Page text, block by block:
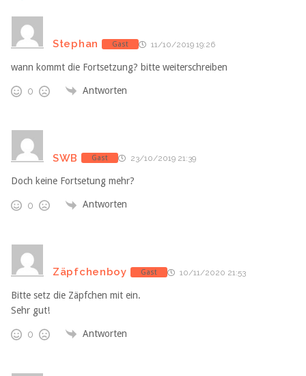
Stephan Gast 11/10/2019 19:26
wann kommt die Fortsetzung? bitte weiterschreiben
0 Antworten
SWB Gast 23/10/2019 21:39
Doch keine Fortsetung mehr?
0 Antworten
Zäpfchenboy Gast 10/11/2020 21:53
Bitte setz die Zäpfchen mit ein.
Sehr gut!
0 Antworten